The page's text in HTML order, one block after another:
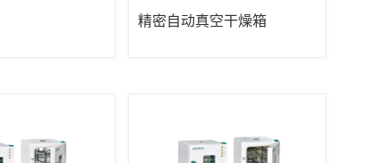
精密自动真空干燥箱